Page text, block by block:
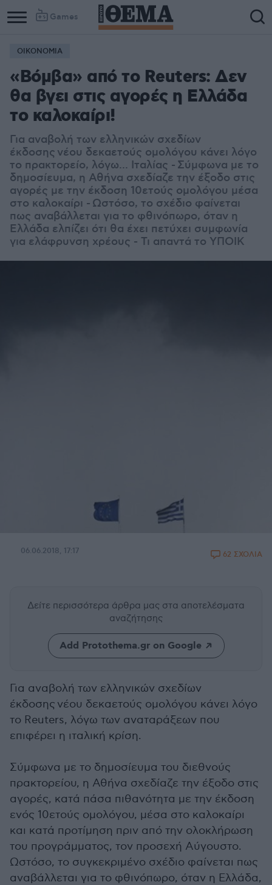
Games
ΟΙΚΟΝΟΜΙΑ
«Βόμβα» από το Reuters: Δεν
θα βγει στις αγορές η Ελλάδα
το καλοκαίρι!
Για αναβολή των ελληνικών σχεδίων
έκδοσης νέου δεκαετούς ομολόγου κάνει λόγο
το πρακτορείο, λόγω... Ιταλίας - Σύμφωνα με το
δημοσίευμα, η Αθήνα σχεδίαζε την έξοδο στις
αγορές με την έκδοση 10ετούς ομολόγου μέσα
στο καλοκαίρι - Ωστόσο, το σχέδιο φαίνεται
πως αναβάλλεται για το φθινόπωρο, όταν η
Ελλάδα ελπίζει ότι θα έχει πετύχει συμφωνία
για ελάφρυνση χρέους - Τι απαντά το ΥΠΟΙΚ
06.06.2018, 17:17 62 ΣΧΟΛΙΑ
Δείτε περισσότερα άρθρα μας στα αποτελέσματα
αναζήτησης
Add Protothema.gr on Google
Για αναβολή των ελληνικών σχεδίων
έκδοσης νέου δεκαετούς ομολόγου κάνει λόγο
το Reuters, λόγω των αναταράξεων που
επιφέρει η ιταλική κρίση.
Σύμφωνα με το δημοσίευμα του διεθνούς
πρακτορείου, η Αθήνα σχεδίαζε την έξοδο στις
αγορές, κατά πάσα πιθανότητα με την έκδοση
ενός 10ετούς ομολόγου, μέσα στο καλοκαίρι
και κατά προτίμηση πριν από την ολοκλήρωση
του προγράμματος, τον προσεχή Αύγουστο.
Ωστόσο, το συγκεκριμένο σχέδιο φαίνεται πως
αναβάλλεται για το φθινόπωρο, όταν η Ελλάδα,